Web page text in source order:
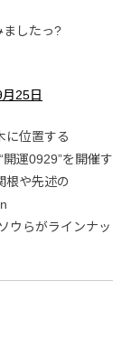
ましたっ?
25日
に位置する
運0929”を開催す
根や先述の
ウらがラインナッ